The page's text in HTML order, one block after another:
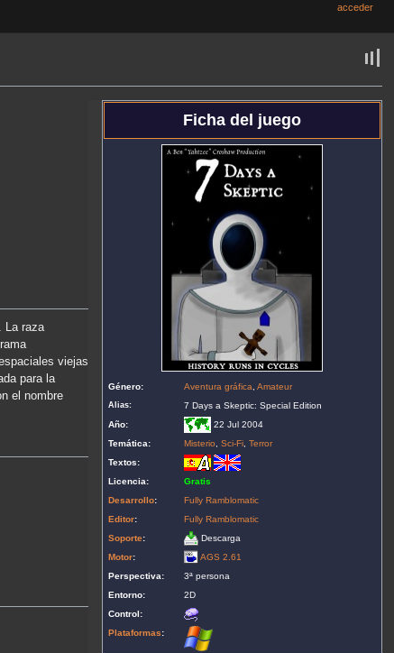
Ficha del juego
Género: Aventura gráfica ,Amateur
Alias:
7 Days a Skeptic: Special Edition
Año:
22 Jul 2004
Temática:
Misterio ,Sci-Fi ,Terror
Textos:
Licencia:
Gratis
Desarrollo:
Fully Ramblomatic
Editor:
Fully Ramblomatic
Soporte:
Descarga
Motor:
AGS 2.61
Perspectiva:
3ª persona
Entorno:
2D
Control:
Plataformas:
La raza
viejas
para la
el nombre
acceder